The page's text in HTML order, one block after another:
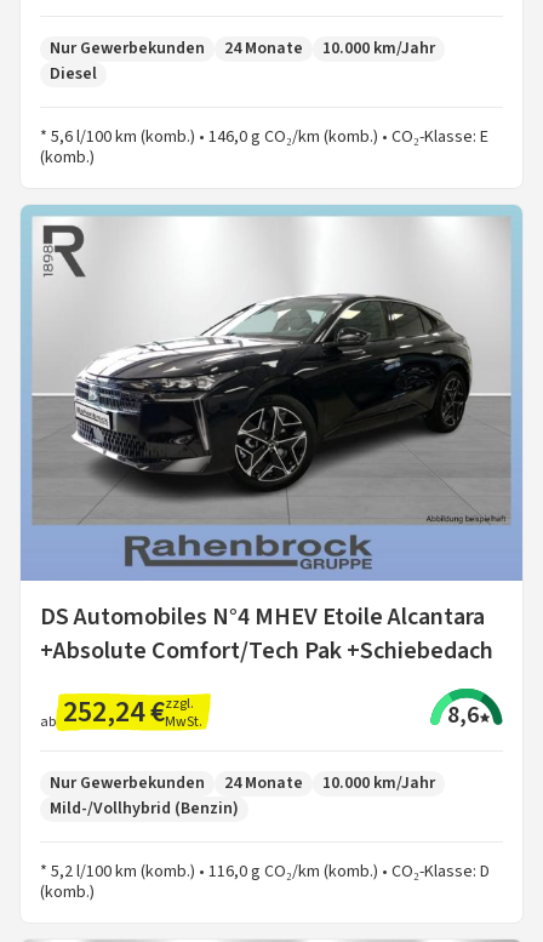
Nur Gewerbekunden 24 Monate
10.000 km/Jahr
Diesel
* 5,6 l/100 km (komb.) • 146,0 g CO₂/km (komb.) • CO₂-Klasse: E
(komb.)
DS Automobiles N°4 MHEV Etoile Alcantara
+Absolute Comfort/Tech Pak +Schiebedach
ab 252,24 €zzgl.
MwSt.
8,6
Nur Gewerbekunden 24 Monate
10.000 km/Jahr
Mild-/Vollhybrid (Benzin)
* 5,2 l/100 km (komb.) • 116,0 g CO₂/km (komb.) • CO₂-Klasse: D
(komb.)